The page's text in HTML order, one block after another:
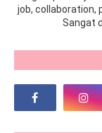
job, collaboration,
Sangat